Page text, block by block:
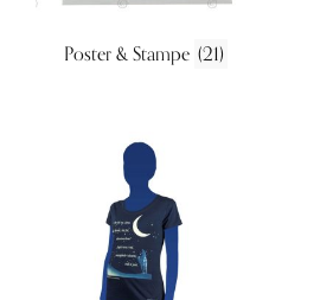
Poster & Stampe (21)